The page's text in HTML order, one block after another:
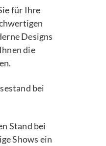
für Ihre
Designs
die
bei
Stand bei
Shows ein